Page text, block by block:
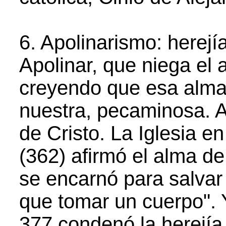
6. Apolinarismo:
Apolinar, que niega el
creyendo que esa
nuestra, pecaminosa.
de Cristo. La Iglesia
(362) afirmó el alma
se encarnó para
que tomar un cuerpo".